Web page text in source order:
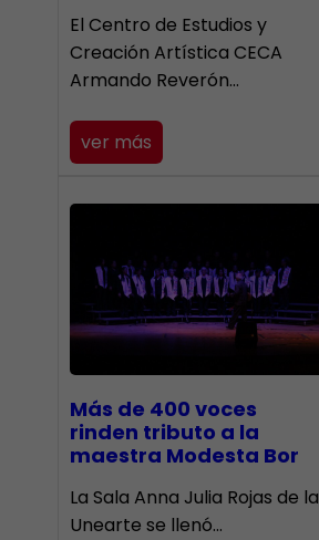
El Centro de Estudios y
Creación Artística CECA
Armando Reverón…
ver más
Más de 400 voces
rinden tributo a la
maestra Modesta Bor
​La Sala Anna Julia Rojas de la
Unearte se llenó…